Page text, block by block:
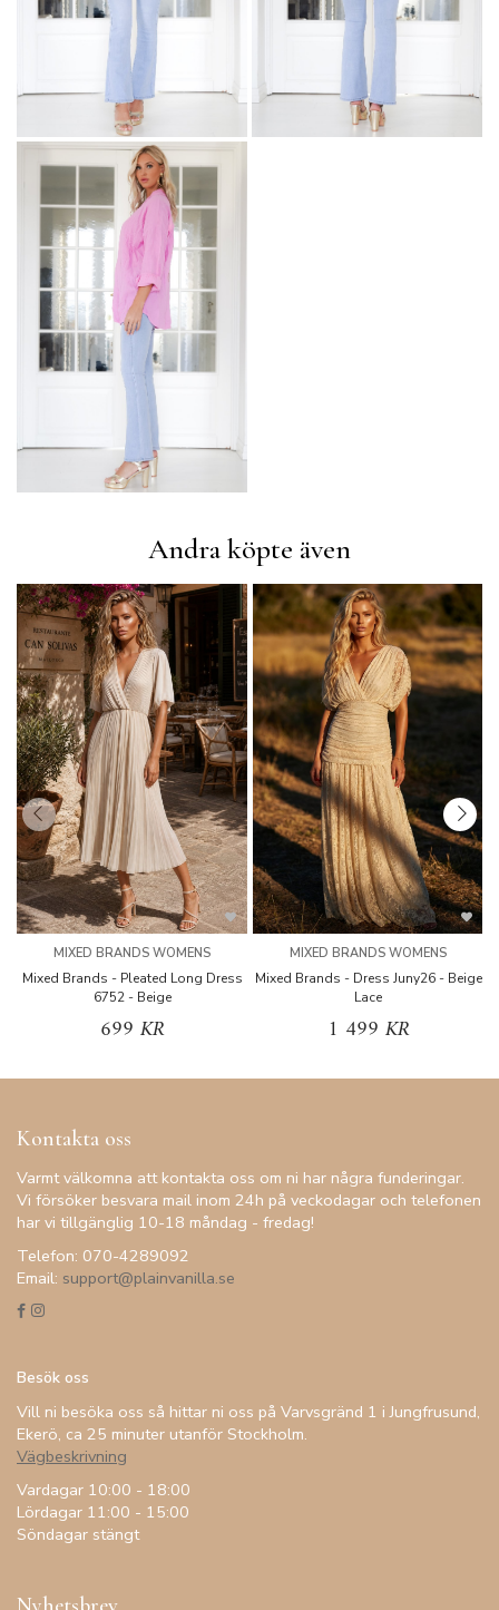
Andra köpte även
MIXED BRANDS WOMENS
Mixed Brands - Pleated Long Dress
6752 - Beige
699 KR
MIXED BRANDS WOMENS
Mixed Brands - Dress Juny26 - Beige
Lace
1 499 KR
Kontakta oss
Varmt välkomna att kontakta oss om ni har några funderingar.
Vi försöker besvara mail inom 24h på veckodagar och telefonen
har vi tillgänglig 10-18 måndag - fredag!
Telefon: 070-4289092
Email: support@plainvanilla.se
Besök oss
Vill ni besöka oss så hittar ni oss på Varvsgränd 1 i Jungfrusund,
Ekerö, ca 25 minuter utanför Stockholm.
Vägbeskrivning
Vardagar 10:00 - 18:00
Lördagar 11:00 - 15:00
Söndagar stängt